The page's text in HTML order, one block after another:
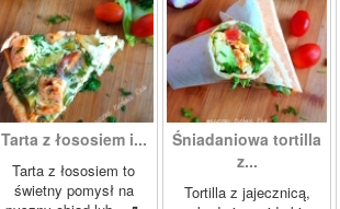
Tarta z łososiem i...
Tarta z łososiem to
świetny pomysł na
Śniadaniowa tortilla
z...
Tortilla z jajecznicą,